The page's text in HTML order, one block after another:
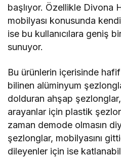
başlıyor. Özellikle Divona
mobilyası konusunda
ise bu kullanıcılara geniş
sunuyor.
Bu ürünlerin içerisinde
bilinen alüminyum
dolduran ahşap
arayanlar için plastik
zaman demode olmasın
şezlonglar, mobilyasını
dileyenler için ise